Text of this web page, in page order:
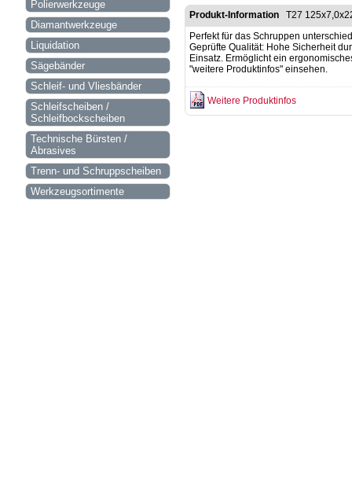
Polierwerkzeuge
Diamantwerkzeuge
Liquidation
Sägebänder
Schleif- und Vliesbänder
Schleifscheiben /
Schleifbockscheiben
Technische Bürsten /
Abrasives
Trenn- und Schruppscheiben
Werkzeugsortimente
Produkt-Information T27
Perfekt für das Schruppen
Geprüfte Qualität: Hohe Sicherheit
Einsatz. Ermöglicht ein
"weitere Produktinfos" einsehen.
Weitere Produktinfos